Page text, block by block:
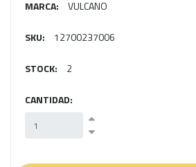
MARCA: VULCANO
SKU: 12700237006
STOCK: 2
CANTIDAD: